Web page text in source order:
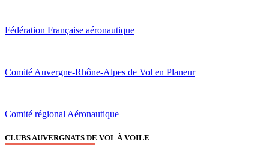
Fédération Française aéronautique
Comité Auvergne-Rhône-Alpes de Vol en Planeur
Comité régional Aéronautique
CLUBS AUVERGNATS DE VOL À VOILE